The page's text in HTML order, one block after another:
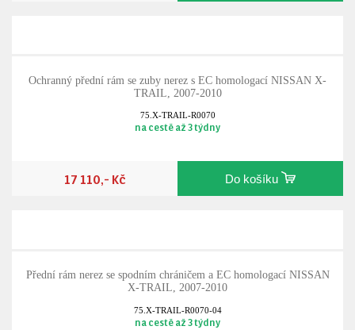
Ochranný přední rám se zuby nerez s EC homologací NISSAN X-
TRAIL, 2007-2010
75.X-TRAIL-R0070
na cestě až 3 týdny
17 110,- Kč Do košíku
Přední rám nerez se spodním chráničem a EC homologací NISSAN
X-TRAIL, 2007-2010
75.X-TRAIL-R0070-04
na cestě až 3 týdny